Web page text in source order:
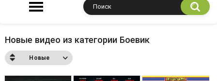
Новые видео из категории Боевик
Новые